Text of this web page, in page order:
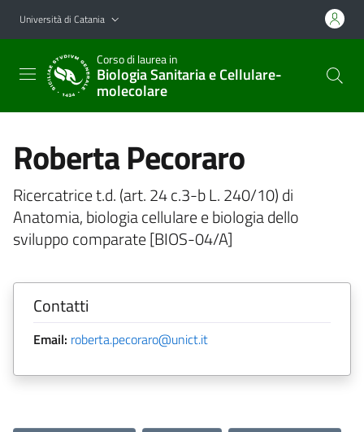
Vai al contenuto principale
Vai al menu di navigazione
Università di Catania
Corso di laurea in
Biologia Sanitaria e Cellulare-
molecolare
Roberta Pecoraro
Ricercatrice t.d. (art. 24 c.3-b L. 240/10) di
Anatomia, biologia cellulare e biologia dello
sviluppo comparate [BIOS-04/A]
Contatti
Email: roberta.pecoraro@unict.it